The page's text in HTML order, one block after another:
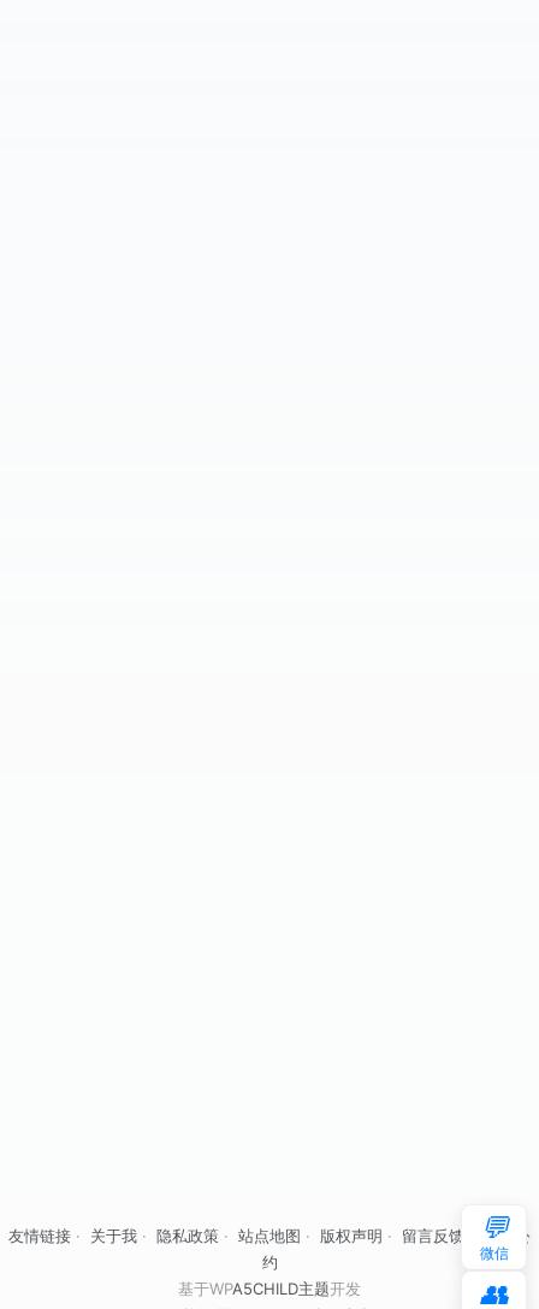
友情链接 · 关于我 · 隐私政策 · 站点地图 · 版权声明 · 留言反馈
自律公
约
基于WPA5CHILD主题开发
💬
微信
👥